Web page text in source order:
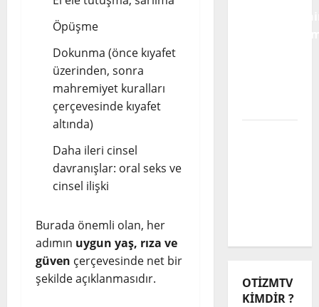
Öpüşme
Dokunma (önce kıyafet
üzerinden, sonra
mahremiyet kuralları
çerçevesinde kıyafet
altında)
Daha ileri cinsel
davranışlar: oral seks ve
cinsel ilişki
Burada önemli olan, her
adımın uygun yaş, rıza ve
güven çerçevesinde net bir
şekilde açıklanmasıdır.
OTIZMTV
KIMDIR ?